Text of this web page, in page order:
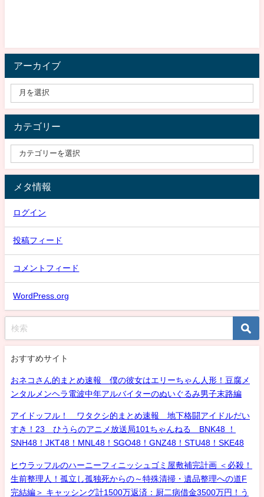
アーカイブ
カテゴリー
メタ情報
ログイン
投稿フィード
コメントフィード
WordPress.org
おすすめサイト
おネコさん的まとめ速報 僕の彼女はエリーちゃん人形！豆腐メ
ンタルメンヘラ電波中年アルバイターのぬいぐるみ男子末路編
アイドッフル！ ワタクシ的まとめ速報 地下格闘アイドルだい
すき！23 ひうらのアニメ放送局101ちゃんねる BNK48 ！
SNH48！JKT48！MNL48！SGO48！GNZ48！STU48！SKE48
ヒウラッフルのハーニーフィニッシュゴミ屋敷補完計画 ＜必殺！
生前整理人！孤立し孤独死からの～特殊清掃・遺品整理への道F
完結編＞ キャッシング計1500万返済：厨二病借金3500万円！う